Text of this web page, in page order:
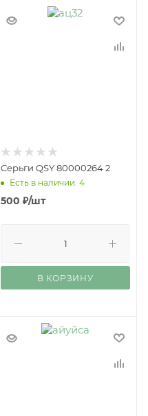
Серьги QSY 80000264 2
Есть в наличии: 4
500 ₽/шт
В КОРЗИНУ